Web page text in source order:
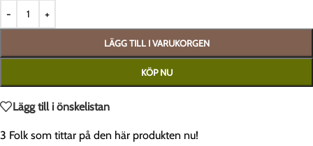
LÄGG TILL I VARUKORGEN
KÖP NU
Lägg till i önskelistan
3 Folk som tittar på den här produkten nu!